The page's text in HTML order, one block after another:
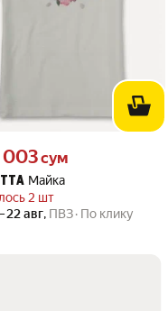
Майка
2 шт
сум вместо
003сум
22 авг, ПВЗ По клику